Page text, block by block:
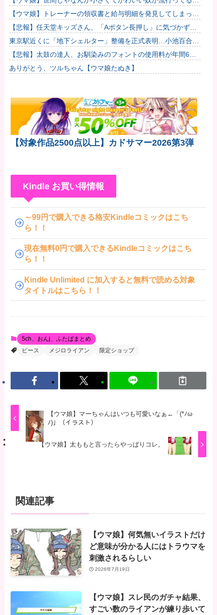
しいな？
【ウマ娘】トレーナーの領収書と給与明細を発見してしまった
トプロ他
【悲報】任天堂キッズさん、「Aボタン長押し」に気づかず任
天堂に修正させてしまう他
東京駅近くに「地下シェルター」整備を正式表明…小池百合子
知事「多くの方が滞在、施設整備の効果高い」
【悲報】太鼓の達人、お馴染みのフォントの使用料が年間6万
から年間320万になったので変更に
ありがとう、ツルちゃん【ウマ娘たぬき】
【対象作品2500点以上】カドサマー2026第3弾
Kindle お買い得情報
～99円で購入できる格安Kindleコミックはこち
ら！！
現在無料0円で購入できるKindleコミックはこち
ら！！
Kindle Unlimited に加入すると無料で読める対象
タイトルはこちら！！
5ch、おんj、ふたばまとめ
ピース
メジロライアン 限定ショップ
【ウマ娘】マーちゃんはいつも可愛いなぁ←「(*ﾉω
ﾉ)」（イラスト）
【ウマ娘】太ももと言ったらやっぱりコレ。
関連記事
【ウマ娘】何気無いイラストだけ
ど意味が分かる人にはトラウマを
刺激されるらしい
2026年7月19日
【ウマ娘】スレ民のガチャ結果、
すごい数のライアンが練り歩いて